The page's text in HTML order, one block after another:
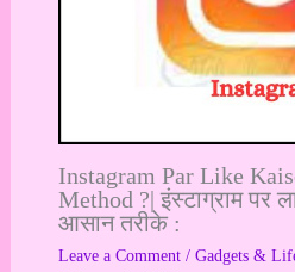
Instagram Par Like
Method ?| इंस्टाग्राम पर
आसान तरीके :
Leave a Comment / Gadgets &